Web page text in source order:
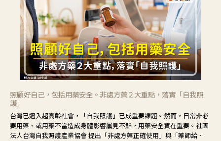
照顧好自己，包括用藥安全。非處方藥２大重點，落實「自我照
護」
台灣已邁入超高齡社會，「自我照護」已成重要課題。然而，日常非必
要用藥、或用藥不當造成身體影響屢見不鮮，用藥安全實在重要。社團
法人台灣自我照護產業協會 提出「非處方藥正確使用」與「藥師給